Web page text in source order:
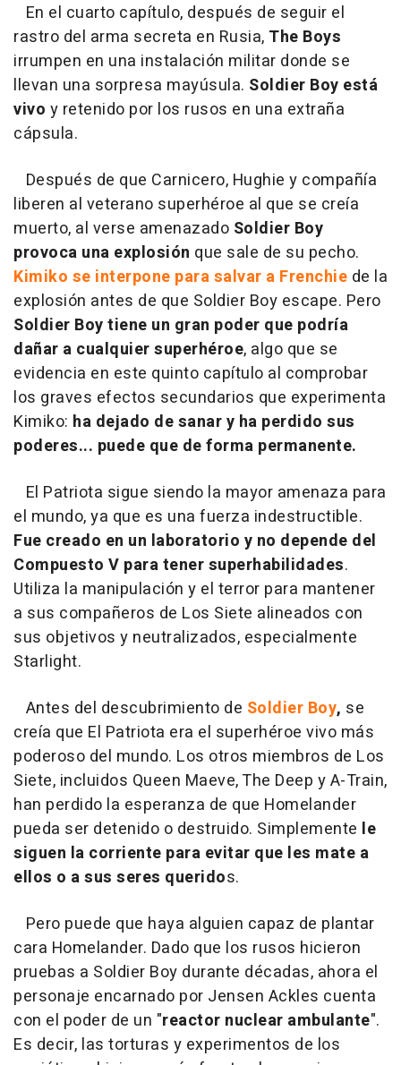
En el cuarto capítulo, después de seguir el
rastro del arma secreta en Rusia, The Boys
irrumpen en una instalación militar donde se
llevan una sorpresa mayúsula. Soldier Boy está
vivo y retenido por los rusos en una extraña
cápsula.
Después de que Carnicero, Hughie y compañía
liberen al veterano superhéroe al que se creía
muerto, al verse amenazado Soldier Boy
provoca una explosión que sale de su pecho.
Kimiko se interpone para salvar a Frenchie de la
explosión antes de que Soldier Boy escape. Pero
Soldier Boy tiene un gran poder que podría
dañar a cualquier superhéroe, algo que se
evidencia en este quinto capítulo al comprobar
los graves efectos secundarios que experimenta
Kimiko: ha dejado de sanar y ha perdido sus
poderes... puede que de forma permanente.
El Patriota sigue siendo la mayor amenaza para
el mundo, ya que es una fuerza indestructible.
Fue creado en un laboratorio y no depende del
Compuesto V para tener superhabilidades.
Utiliza la manipulación y el terror para mantener
a sus compañeros de Los Siete alineados con
sus objetivos y neutralizados, especialmente
Starlight.
Antes del descubrimiento de Soldier Boy, se
creía que El Patriota era el superhéroe vivo más
poderoso del mundo. Los otros miembros de Los
Siete, incluidos Queen Maeve, The Deep y A-Train,
han perdido la esperanza de que Homelander
pueda ser detenido o destruido. Simplemente le
siguen la corriente para evitar que les mate a
ellos o a sus seres queridos.
Pero puede que haya alguien capaz de plantar
cara Homelander. Dado que los rusos hicieron
pruebas a Soldier Boy durante décadas, ahora el
personaje encarnado por Jensen Ackles cuenta
con el poder de un "reactor nuclear ambulante".
Es decir, las torturas y experimentos de los